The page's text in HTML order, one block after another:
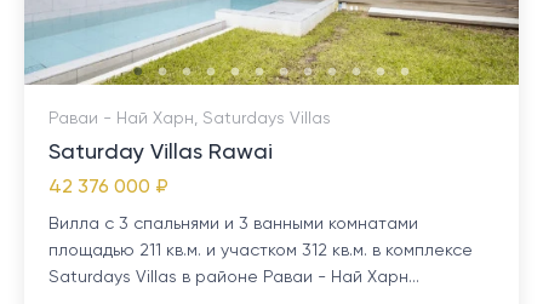
Раваи - Най Харн, Saturdays Villas
Saturday Villas Rawai
42 376 000 ₽
Вилла с 3 спальнями и 3 ванными комнатами
площадью 211 кв.м. и участком 312 кв.м. в комплексе
Saturdays Villas в районе Раваи - Най Харн...